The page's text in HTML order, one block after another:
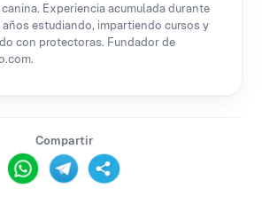
Experiencia acumulada durante
años estudiando, impartiendo cursos y
con protectoras. Fundador de
Compartir